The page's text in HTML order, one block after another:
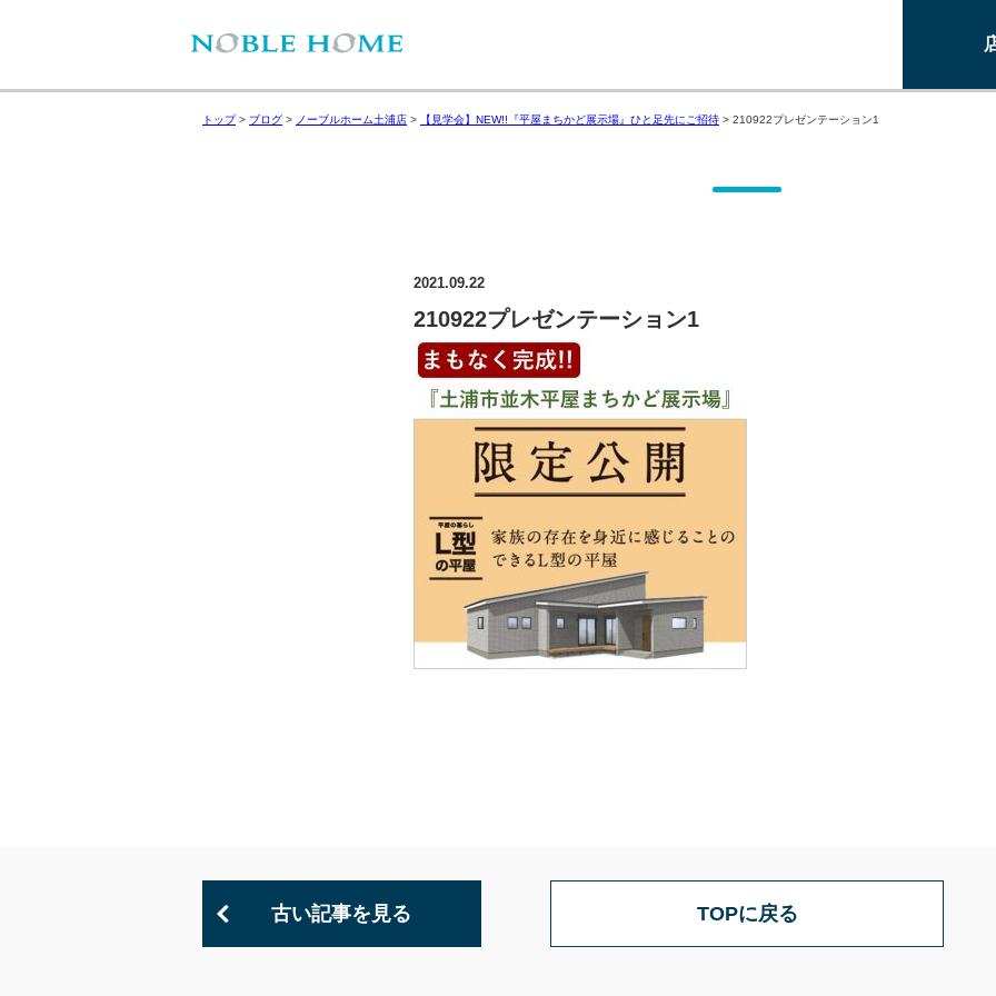
トップ> ブログ > ノーブルホーム土浦店 > 【見学会】NEW!!『平屋まちかど展示場』ひと足先にご招待 > 210922プレゼンテーション1
2021.09.22
210922プレゼンテーション1
古い記事を見る TOPに戻る